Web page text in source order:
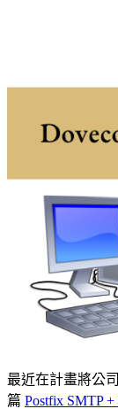
最近在計畫將公
篇 Postfix SMTP